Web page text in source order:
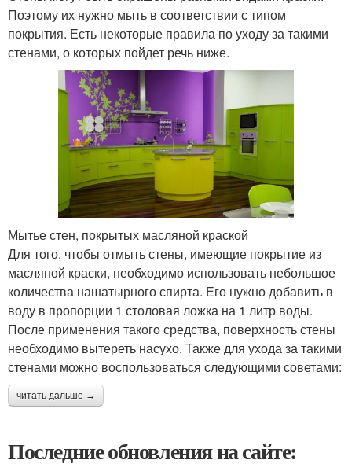
Поэтому их нужно мыть в соответствии с типом
покрытия. Есть некоторые правила по уходу за такими
стенами, о которых пойдет речь ниже.
Мытье стен, покрытых масляной краской
Для того, чтобы отмыть стены, имеющие покрытие из
масляной краски, необходимо использовать небольшое
количества нашатырного спирта. Его нужно добавить в
воду в пропорции 1 столовая ложка на 1 литр воды.
После применения такого средства, поверхность стены
необходимо вытереть насухо. Также для ухода за такими
стенами можно воспользоваться следующими советами:
читать дальше →
Последние обновления на сайте: